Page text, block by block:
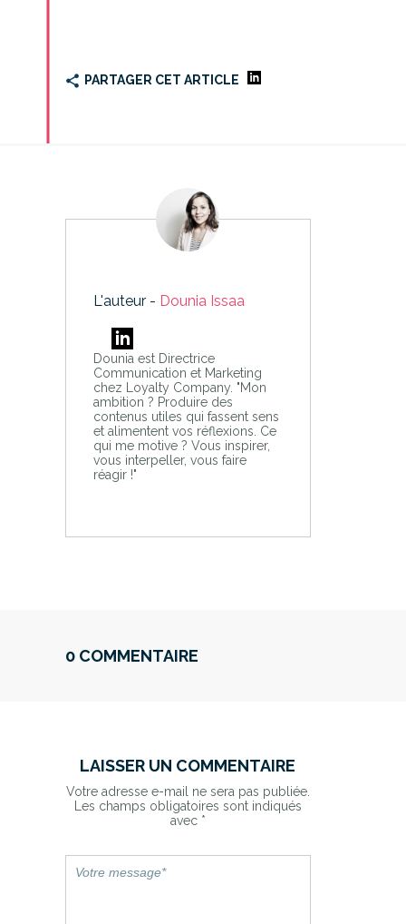
PARTAGER CET ARTICLE
L'auteur - Dounia Issaa
Dounia est Directrice
Communication et Marketing
chez Loyalty Company. "Mon
ambition ? Produire des
contenus utiles qui fassent sens
et alimentent vos réflexions. Ce
qui me motive ? Vous inspirer,
vous interpeller, vous faire
réagir !"
0 COMMENTAIRE
LAISSER UN COMMENTAIRE
Votre adresse e-mail ne sera pas publiée.
Les champs obligatoires sont indiqués
avec *